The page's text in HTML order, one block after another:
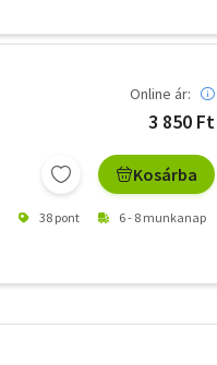
Online ár:
3 850 Ft
Kosárba
38 pont 6 - 8 munkanap